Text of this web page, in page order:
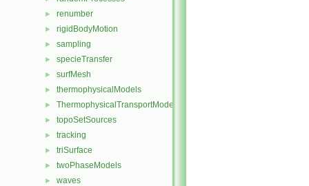
► renumber
► rigidBodyMotion
► sampling
► specieTransfer
► surfMesh
► thermophysicalModels
► ThermophysicalTransportModels
► topoSetSources
► tracking
► triSurface
► twoPhaseModels
► waves